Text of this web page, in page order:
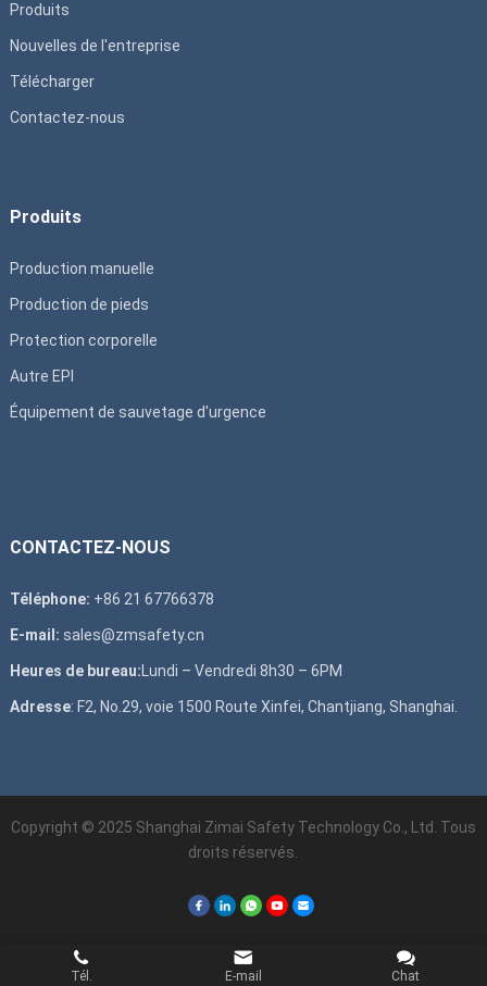
Produits
Nouvelles de l'entreprise
Télécharger
Contactez-nous
Produits
Production manuelle
Production de pieds
Protection corporelle
Autre EPI
Équipement de sauvetage d'urgence
CONTACTEZ-NOUS
Téléphone: +86 21 67766378
E-mail: sales@zmsafety.cn
Heures de bureau: Lundi – Vendredi 8h30 – 6PM
Adresse: F2, No.29, voie 1500 Route Xinfei, Chantjiang, Shanghai.
Copyright © 2025 Shanghai Zimai Safety Technology Co., Ltd. Tous
droits réservés.
Tél. E-mail Chat